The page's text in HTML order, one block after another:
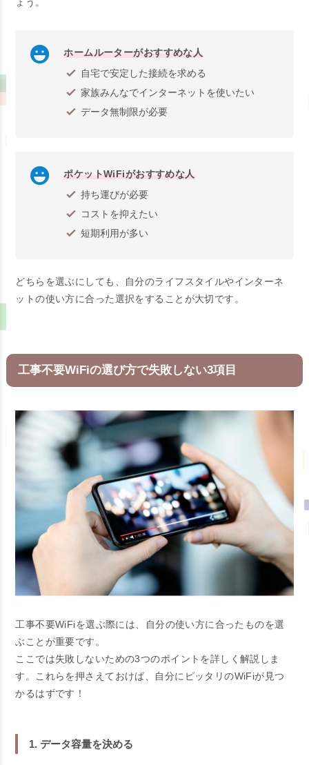
ホームルーターがおすすめな人
自宅で安定した接続を求める
家族みんなでインターネットを使いたい
データ無制限が必要
ポケットWiFiがおすすめな人
持ち運びが必要
コストを抑えたい
短期利用が多い
どちらを選ぶにしても、自分のライフスタイルやインターネ
ットの使い方に合った選択をすることが大切です。
工事不要WiFiの選び方で失敗しない3項目
工事不要WiFiを選ぶ際には、自分の使い方に合ったものを選
ぶことが重要です。
ここでは失敗しないための3つのポイントを詳しく解説しま
す。これらを押さえておけば、自分にピッタリのWiFiが見つ
かるはずです！
1. データ容量を決める